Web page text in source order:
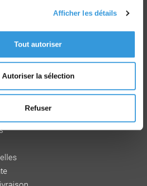
Afficher les détails
Tout autoriser
Autoriser la sélection
Refuser